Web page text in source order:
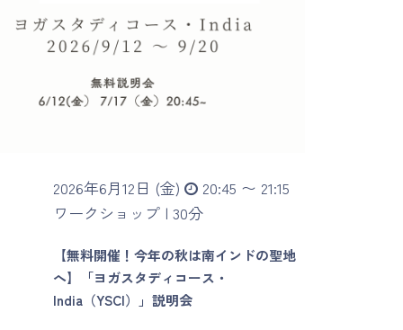
2026年6月12日 (金)
20:45 〜 21:15
ワークショップ | 30分
【無料開催！今年の秋は南インドの聖地
へ】「ヨガスタディコース・
India（YSCI）」説明会